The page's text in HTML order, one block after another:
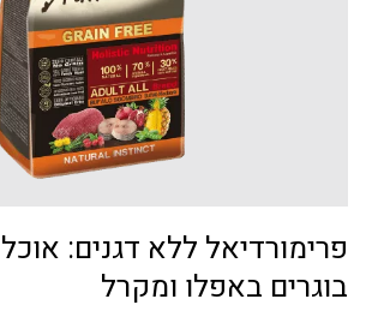
פרימורדיאל ללא דגנים:
בוגרים באפלו ומקרל